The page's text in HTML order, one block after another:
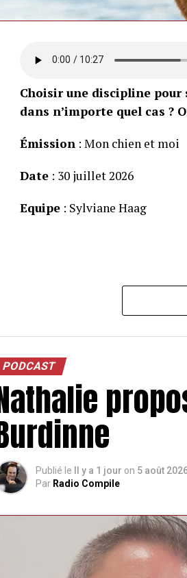
Choisir une discipline
dans n’importe quel cas ?
Émission: Mon chien et moi
Date: 30 juillet 2026
Equipe: Sylviane Haag
PODCAST
Publié le Il y a 1 jour on 5 août
Par Radio Compile